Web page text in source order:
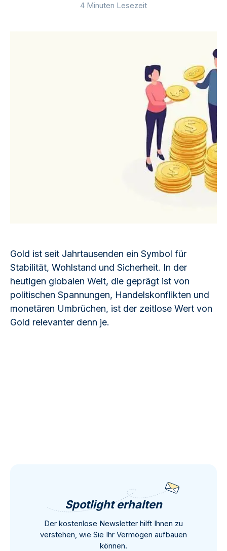
4 Minuten Lesezeit
Gold ist seit Jahrtausenden ein Symbol für
Stabilität, Wohlstand und Sicherheit. In der
heutigen globalen Welt, die geprägt ist von
politischen Spannungen, Handelskonflikten und
monetären Umbrüchen, ist der zeitlose Wert von
Gold relevanter denn je.
Spotlight erhalten
Der kostenlose Newsletter hilft Ihnen zu
verstehen, wie Sie Ihr Vermögen aufbauen
können.